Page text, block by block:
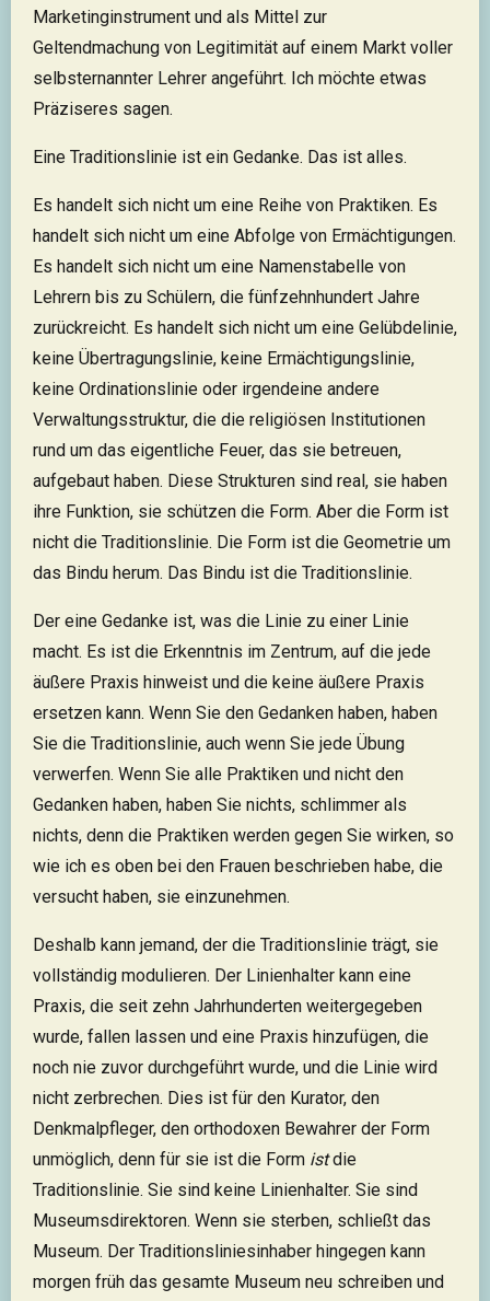
Marketinginstrument und als Mittel zur
Geltendmachung von Legitimität auf einem Markt voller
selbsternannter Lehrer angeführt. Ich möchte etwas
Präziseres sagen.
Eine Traditionslinie ist ein Gedanke. Das ist alles.
Es handelt sich nicht um eine Reihe von Praktiken. Es
handelt sich nicht um eine Abfolge von Ermächtigungen.
Es handelt sich nicht um eine Namenstabelle von
Lehrern bis zu Schülern, die fünfzehnhundert Jahre
zurückreicht. Es handelt sich nicht um eine Gelübdelinie,
keine Übertragungslinie, keine Ermächtigungslinie,
keine Ordinationslinie oder irgendeine andere
Verwaltungsstruktur, die die religiösen Institutionen
rund um das eigentliche Feuer, das sie betreuen,
aufgebaut haben. Diese Strukturen sind real, sie haben
ihre Funktion, sie schützen die Form. Aber die Form ist
nicht die Traditionslinie. Die Form ist die Geometrie um
das Bindu herum. Das Bindu ist die Traditionslinie.
Der eine Gedanke ist, was die Linie zu einer Linie
macht. Es ist die Erkenntnis im Zentrum, auf die jede
äußere Praxis hinweist und die keine äußere Praxis
ersetzen kann. Wenn Sie den Gedanken haben, haben
Sie die Traditionslinie, auch wenn Sie jede Übung
verwerfen. Wenn Sie alle Praktiken und nicht den
Gedanken haben, haben Sie nichts, schlimmer als
nichts, denn die Praktiken werden gegen Sie wirken, so
wie ich es oben bei den Frauen beschrieben habe, die
versucht haben, sie einzunehmen.
Deshalb kann jemand, der die Traditionslinie trägt, sie
vollständig modulieren. Der Linienhalter kann eine
Praxis, die seit zehn Jahrhunderten weitergegeben
wurde, fallen lassen und eine Praxis hinzufügen, die
noch nie zuvor durchgeführt wurde, und die Linie wird
nicht zerbrechen. Dies ist für den Kurator, den
Denkmalpfleger, den orthodoxen Bewahrer der Form
unmöglich, denn für sie ist die Form istdie
Traditionslinie. Sie sind keine Linienhalter. Sie sind
Museumsdirektoren. Wenn sie sterben, schließt das
Museum. Der Traditionsliniesinhaber hingegen kann
morgen früh das gesamte Museum neu schreiben und